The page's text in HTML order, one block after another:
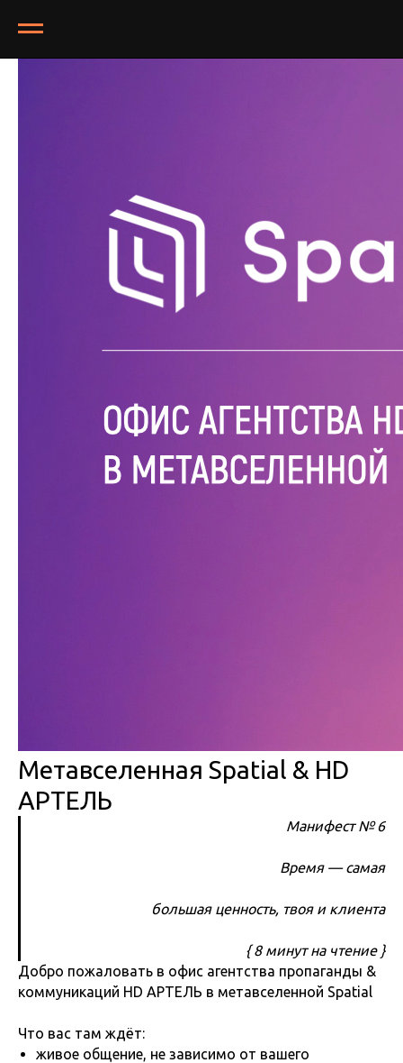
Метавселенная Spatial & HD
АРТЕЛЬ
Манифест № 6
Время — самая
большая ценность, твоя и клиента
{ 8 минут на чтение }
Добро пожаловать в офис агентства пропаганды &
коммуникаций HD АРТЕЛЬ в метавселенной Spatial
Что вас там ждёт:
живое общение, не зависимо от вашего